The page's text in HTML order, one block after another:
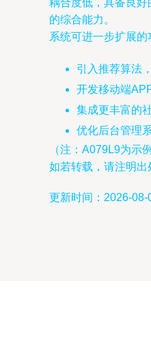
耦合度低，具备良
的综合能力。
系统可进一步扩展的
引入推荐算法
开发移动端
集成更丰富的
优化后台管理
（注：A079L9为示
如若转载，请注明出
更新时间：2026-08-